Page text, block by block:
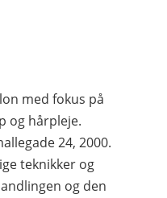
med fokus på
og hårpleje.
24, 2000.
teknikker og
og den